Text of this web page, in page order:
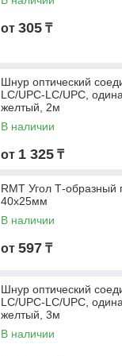
от 305 ₸
Шнур оптический
LC/UPC-LC/UPC,
желтый, 2м
В наличии
от 1 325 ₸
RMT Угол Т-образный
40x25мм
В наличии
от 597 ₸
Шнур оптический
LC/UPC-LC/UPC,
желтый, 3м
В наличии